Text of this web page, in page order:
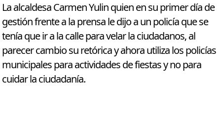
La alcaldesa Carmen Yulin quien en su primer día de
gestión frente a la prensa le dijo a un policía que se
tenía que ir a la calle para velar la ciudadanos, al
parecer cambio su retórica y ahora utiliza los policías
municipales para actividades de fiestas y no para
cuidar la ciudadanía.